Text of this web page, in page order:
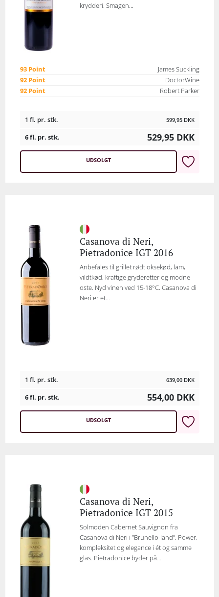
krydderi. Smagen...
93 Point
James Suckling
92 Point
DoctorWine
92 Point
Robert Parker
1 fl. pr. stk. 599,95 DKK
6 fl. pr. stk. 529,95 DKK
UDSOLGT
Casanova di Neri,
Pietradonice IGT 2016
Anbefales til grillet rødt oksekød, lam,
vildtkød, kraftige gryderetter og modne
oste. Nyd vinen ved 15-18°C. Casanova di
Neri er et...
1 fl. pr. stk. 639,00 DKK
6 fl. pr. stk. 554,00 DKK
UDSOLGT
Casanova di Neri,
Pietradonice IGT 2015
Solmoden Cabernet Sauvignon fra
Casanova di Neri i ”Brunello-land”. Power,
kompleksitet og elegance i ét og samme
glas. Pietradonice byder på...